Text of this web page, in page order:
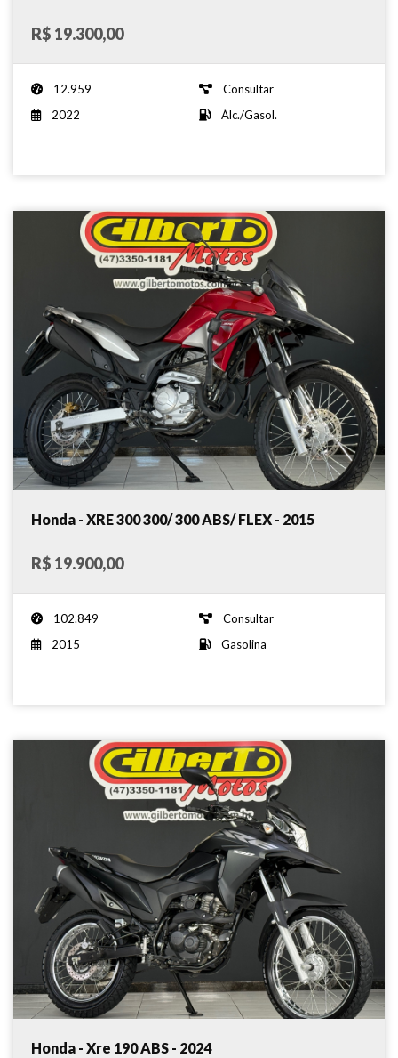
R$ 19.300,00
12.959
Consultar
2022
Álc./Gasol.
Honda - XRE 300 300/ 300 ABS/ FLEX - 2015
R$ 19.900,00
102.849
Consultar
2015
Gasolina
Honda - Xre 190 ABS - 2024